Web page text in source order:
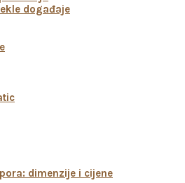
događaje
dimenzije i cijene